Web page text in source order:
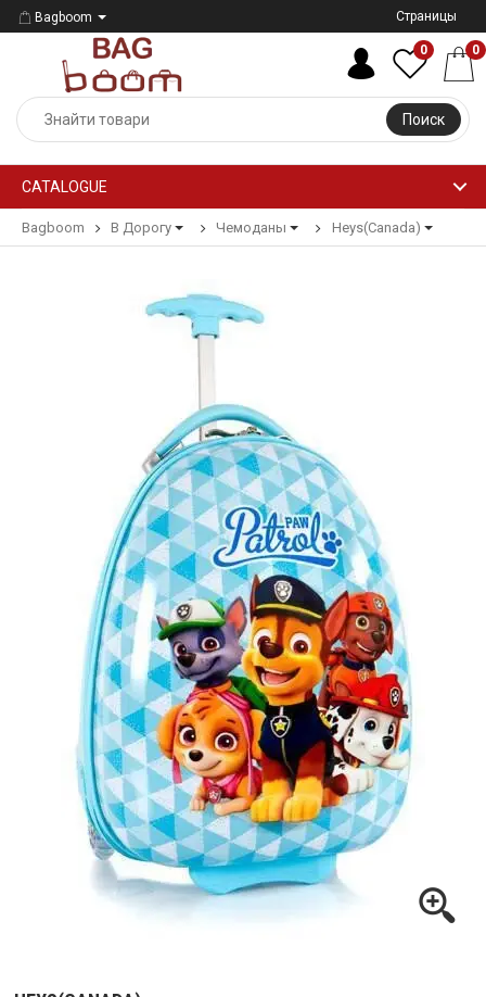
Bagboom Страницы
Поиск
0 0
CATALOGUE
Bagboom В Дорогу Чемоданы Heys(Canada)